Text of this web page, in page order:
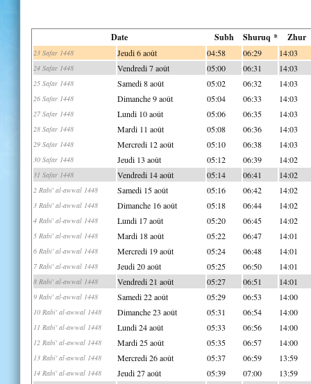
Date Subh Shuruq * Zhur
23 Safar 1448 Jeudi 6 août 04:58 06:29 14:03
24 Safar 1448 Vendredi 7 août 05:00 06:31 14:03
25 Safar 1448 Samedi 8 août 05:02 06:32 14:03
26 Safar 1448 Dimanche 9 août 05:04 06:33 14:03
27 Safar 1448 Lundi 10 août 05:06 06:35 14:03
28 Safar 1448 Mardi 11 août 05:08 06:36 14:03
29 Safar 1448 Mercredi 12 août 05:10 06:38 14:03
30 Safar 1448 Jeudi 13 août 05:12 06:39 14:02
31 Safar 1448 Vendredi 14 août 05:14 06:41 14:02
2 Rabi' al-awwal 1448 Samedi 15 août 05:16 06:42 14:02
3 Rabi' al-awwal 1448 Dimanche 16 août 05:18 06:44 14:02
4 Rabi' al-awwal 1448 Lundi 17 août 05:20 06:45 14:02
5 Rabi' al-awwal 1448 Mardi 18 août 05:22 06:47 14:01
6 Rabi' al-awwal 1448 Mercredi 19 août 05:24 06:48 14:01
7 Rabi' al-awwal 1448 Jeudi 20 août 05:25 06:50 14:01
8 Rabi' al-awwal 1448 Vendredi 21 août 05:27 06:51 14:01
9 Rabi' al-awwal 1448 Samedi 22 août 05:29 06:53 14:00
10 Rabi' al-awwal 1448 Dimanche 23 août 05:31 06:54 14:00
11 Rabi' al-awwal 1448 Lundi 24 août 05:33 06:56 14:00
12 Rabi' al-awwal 1448 Mardi 25 août 05:35 06:57 14:00
13 Rabi' al-awwal 1448 Mercredi 26 août 05:37 06:59 13:59
14 Rabi' al-awwal 1448 Jeudi 27 août 05:39 07:00 13:59